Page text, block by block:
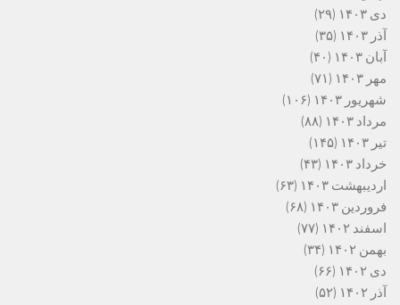
دی ۱۴۰۳
(۲۹)
آذر ۱۴۰۳
(۳۵)
آبان ۱۴۰۳
(۴۰)
مهر ۱۴۰۳
(۷۱)
شهریور ۱۴۰۳
(۱۰۶)
مرداد ۱۴۰۳
(۸۸)
تیر ۱۴۰۳
(۱۴۵)
خرداد ۱۴۰۳
(۴۳)
اردیبهشت ۱۴۰۳
(۶۳)
فروردین ۱۴۰۳
(۶۸)
اسفند ۱۴۰۲
(۷۷)
بهمن ۱۴۰۲
(۳۴)
دی ۱۴۰۲
(۶۶)
آذر ۱۴۰۲
(۵۲)